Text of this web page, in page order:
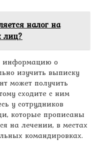
налог на
лиц?
информацию о
изучить выписку
может получить
сходите с ним
у сотрудников
которые прописаны
на лечении, в местах
командировках.